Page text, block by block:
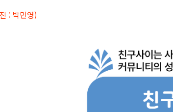
: 박민영)